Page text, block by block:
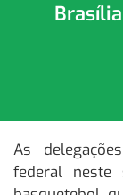
As
federal neste